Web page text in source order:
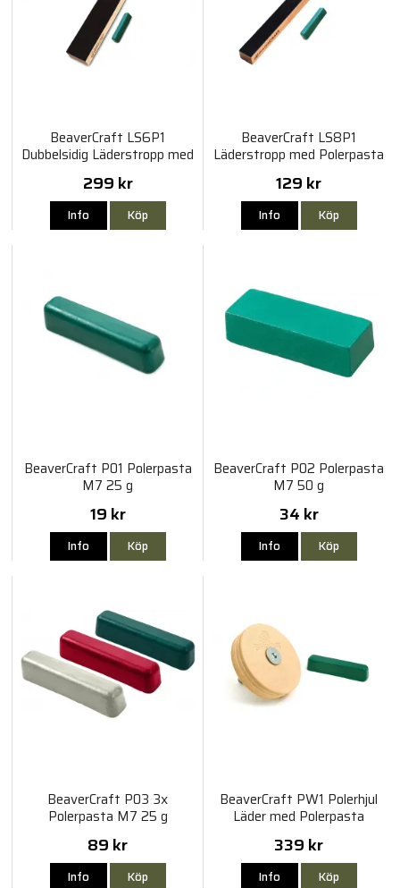
BeaverCraft LS6P1
Dubbelsidig Läderstropp med
Polerpasta
299 kr
Info Köp
BeaverCraft LS8P1
Läderstropp med Polerpasta
129 kr
Info Köp
BeaverCraft P01 Polerpasta
M7 25 g
19 kr
Info Köp
BeaverCraft P02 Polerpasta
M7 50 g
34 kr
Info Köp
BeaverCraft P03 3x
Polerpasta M7 25 g
89 kr
Info Köp
BeaverCraft PW1 Polerhjul
Läder med Polerpasta
339 kr
Info Köp